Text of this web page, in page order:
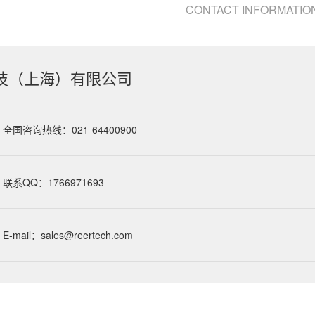
CONTACT
（上海）有限公司
全国咨询热线：021-64400900
联系QQ：1766971693
E-mail：sales@reertech.com